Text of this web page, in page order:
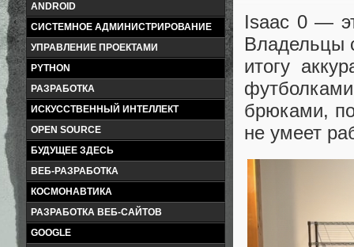
ANDROID
СИСТЕМНОЕ АДМИНИСТРИРОВАНИЕ
УПРАВЛЕНИЕ ПРОЕКТАМИ
PYTHON
РАЗРАБОТКА
ИСКУССТВЕННЫЙ ИНТЕЛЛЕКТ
OPEN SOURCE
БУДУЩЕЕ ЗДЕСЬ
ВЕБ-РАЗРАБОТКА
КОСМОНАВТИКА
РАЗРАБОТКА ВЕБ-САЙТОВ
GOOGLE
Isaac 0 —
Владельцы
итогу
брюками,
не умеет